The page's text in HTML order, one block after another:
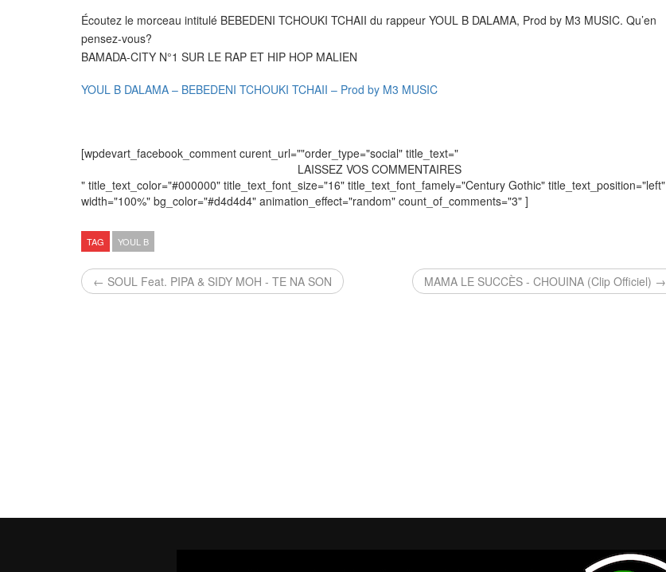
Écoutez le morceau intitulé BEBEDENI TCHOUKI TCHAII du rappeur YOUL B DALAMA, Prod by M3 MUSIC. Qu’en
pensez-vous?
BAMADA-CITY N°1 SUR LE RAP ET HIP HOP MALIEN
YOUL B DALAMA – BEBEDENI TCHOUKI TCHAII – Prod by M3 MUSIC
[wpdevart_facebook_comment curent_url=""order_type="social" title_text="
LAISSEZ VOS COMMENTAIRES
" title_text_color="#000000" title_text_font_size="16" title_text_font_famely="Century Gothic" title_text_position="left"
width="100%" bg_color="#d4d4d4" animation_effect="random" count_of_comments="3" ]
TAG YOUL B
← SOUL Feat. PIPA & SIDY MOH - TE NA SON MAMA LE SUCCÈS - CHOUINA (Clip Officiel) →